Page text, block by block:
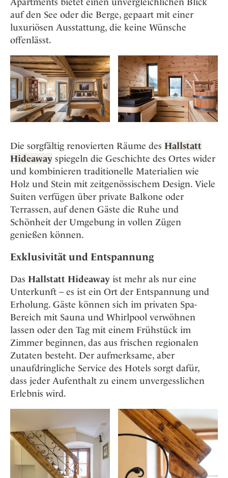
auf den See oder die Berge, gepaart mit einer
luxuriösen Ausstattung, die keine Wünsche
offenlässt.
Die sorgfältig renovierten Räume des Hallstatt
Hideaway spiegeln die Geschichte des Ortes wider
und kombinieren traditionelle Materialien wie
Holz und Stein mit zeitgenössischem Design. Viele
Suiten verfügen über private Balkone oder
Terrassen, auf denen Gäste die Ruhe und
Schönheit der Umgebung in vollen Zügen
genießen können.
Exklusivität und Entspannung
Das Hallstatt Hideaway ist mehr als nur eine
Unterkunft – es ist ein Ort der Entspannung und
Erholung. Gäste können sich im privaten Spa-
Bereich mit Sauna und Whirlpool verwöhnen
lassen oder den Tag mit einem Frühstück im
Zimmer beginnen, das aus frischen regionalen
Zutaten besteht. Der aufmerksame, aber
unaufdringliche Service des Hotels sorgt dafür,
dass jeder Aufenthalt zu einem unvergesslichen
Erlebnis wird.